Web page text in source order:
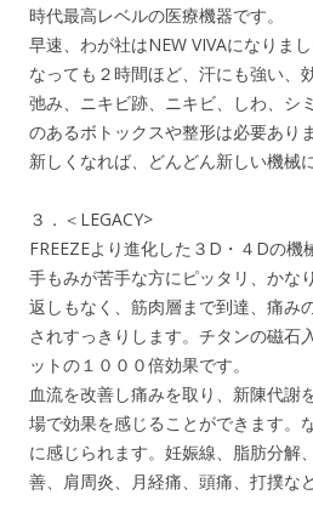
時代最高レベルの医療機器です。
早速、わが社はNEW VIVAになりま
なっても２時間ほど、汗にも強い、
弛み、ニキビ跡、ニキビ、しわ、シ
のあるボトックスや整形は必要あり
新しくなれば、どんどん新しい機械
３．＜LEGACY>
FREEZEより進化した３D・４Dの機
手もみが苦手な方にピッタリ、かな
返しもなく、筋肉層まで到達、痛み
されすっきりします。チタンの磁石
ットの１０００倍効果です。
血流を改善し痛みを取り、新陳代謝
場で効果を感じることができます。
に感じられます。妊娠線、脂肪分解
善、肩周炎、月経痛、頭痛、打撲な